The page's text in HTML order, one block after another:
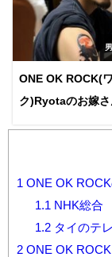
ONE OK ROCK(
ク)Ryotaのお嫁さ
人いるかも調べて
1 ONE OK
1.1 NHK総合
1.2タイのテ
2 ONE OK